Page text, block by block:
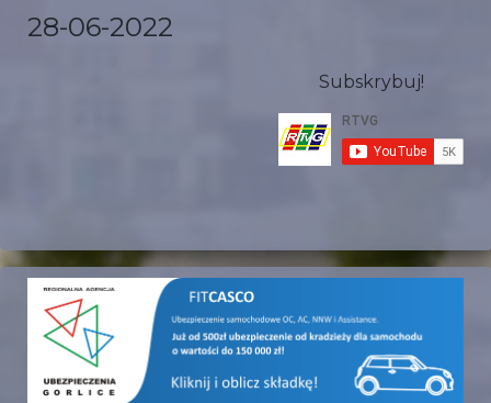
28-06-2022
Subskrybuj!